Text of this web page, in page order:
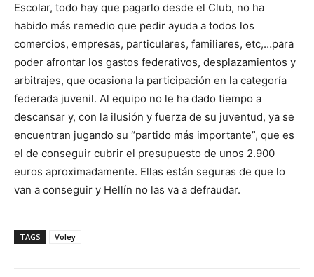
Escolar, todo hay que pagarlo desde el Club, no ha
habido más remedio que pedir ayuda a todos los
comercios, empresas, particulares, familiares, etc,…para
poder afrontar los gastos federativos, desplazamientos y
arbitrajes, que ocasiona la participación en la categoría
federada juvenil. Al equipo no le ha dado tiempo a
descansar y, con la ilusión y fuerza de su juventud, ya se
encuentran jugando su “partido más importante”, que es
el de conseguir cubrir el presupuesto de unos 2.900
euros aproximadamente. Ellas están seguras de que lo
van a conseguir y Hellín no las va a defraudar.
TAGS Voley